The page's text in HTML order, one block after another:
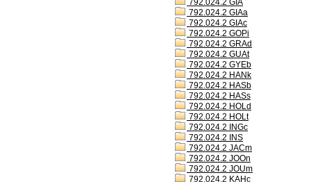
792.024.2 GIA
792.024.2 GIAa
792.024.2 GIAc
792.024.2 GOPi
792.024.2 GRAd
792.024.2 GUAt
792.024.2 GYEb
792.024.2 HANk
792.024.2 HASb
792.024.2 HASs
792.024.2 HOLd
792.024.2 HOLt
792.024.2 INGc
792.024.2 INS
792.024.2 JACm
792.024.2 JOOn
792.024.2 JOUm
792.024.2 KAHc